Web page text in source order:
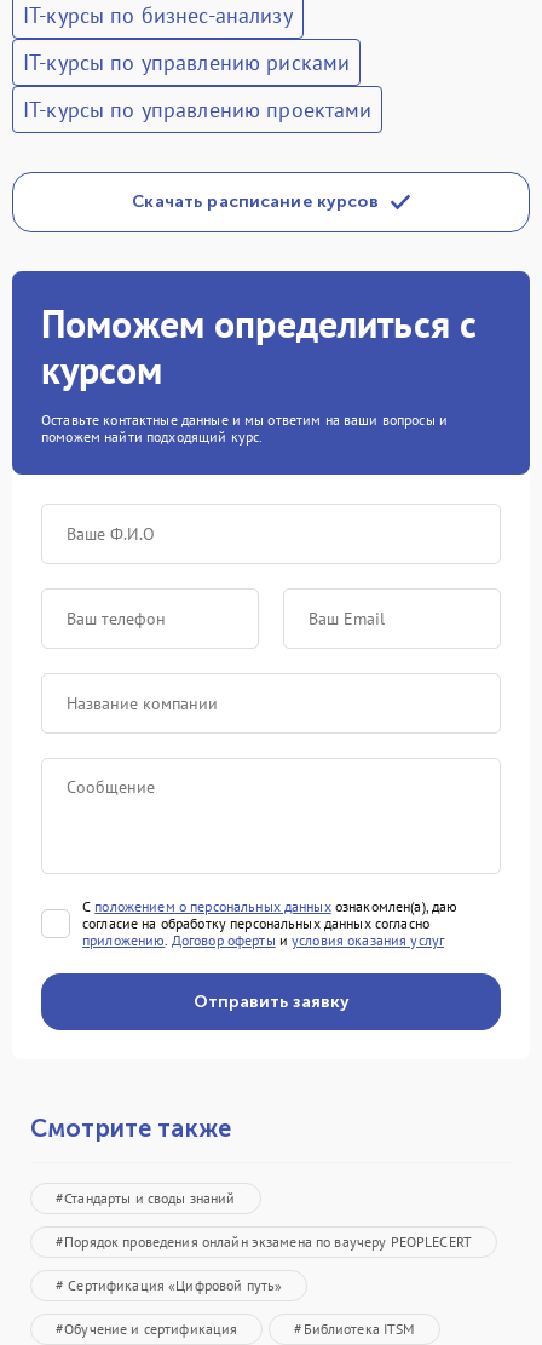
IT-курсы по бизнес-анализу
IT-курсы по управлению рисками
IT-курсы по управлению проектами
Скачать расписание курсов
Поможем определиться с
курсом
Оставьте контактные данные и мы ответим на ваши вопросы и
поможем найти подходящий курс.
С положением о персональных данныхознакомлен(a), даю
согласие на обработку персональных данных согласно
приложению Договор оферты иусловия оказания услуг
Смотрите также
#Стандарты и своды знаний
#Порядок проведения онлайн экзамена по ваучеру PEOPLECERT
# Сертификация «Цифровой путь»
#Обучение и сертификация #Библиотека ITSM